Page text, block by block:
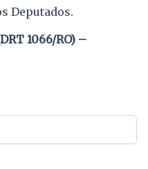
Deputados.
1066/RO) –